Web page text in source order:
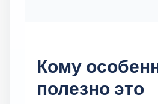
Кому
полезно это